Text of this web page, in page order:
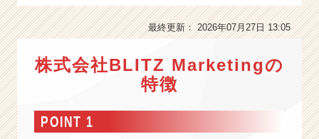
n
g
情
最終更新： 2026年07月27日 13:05
株式会社BLITZ Marketingの
特徴
POINT 1